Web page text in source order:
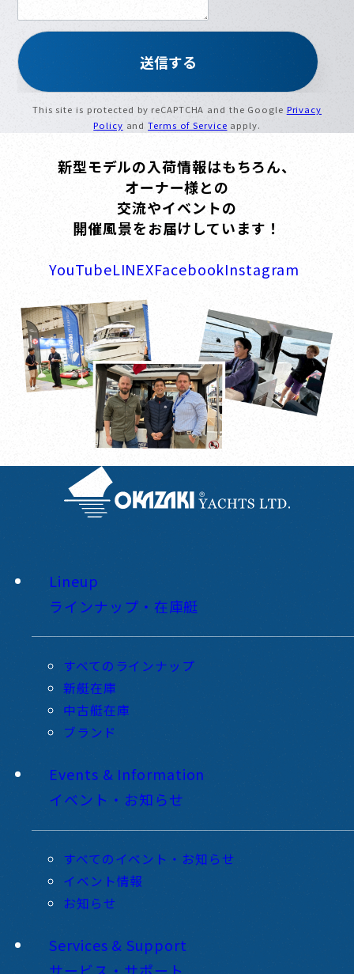
This site is protected by reCAPTCHA and the Google Privacy
Policy andTerms of Service apply.
新型モデルの入荷情報はもちろん、
オーナー様との
交流やイベントの
開催風景をお届けしています！
YouTubeLINEXFacebookInstagram
Lineup
ラインナップ・在庫艇
すべてのラインナップ
新艇在庫
中古艇在庫
ブランド
Events & Information
イベント・お知らせ
すべてのイベント・お知らせ
イベント情報
お知らせ
Services & Support